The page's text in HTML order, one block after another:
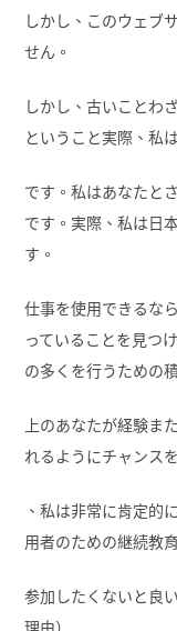
しかし、このウェブ
せん。
しかし、古いことわ
ということ実際、私
です。私はあなたと
です。実際、私は日
す。
仕事を使用できるな
っていることを見つ
の多くを行うための
上のあなたが経験ま
れるようにチャンス
、私は非常に肯定的
用者のための継続教
参加したくないと良
理由）